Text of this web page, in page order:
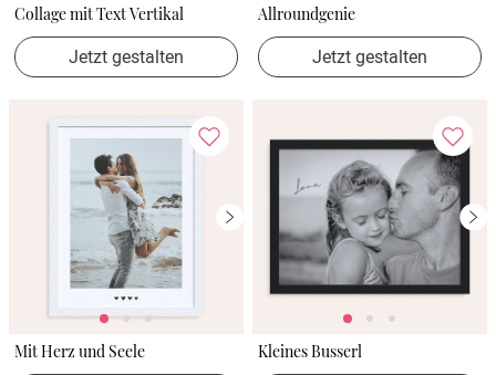
Collage mit Text Vertikal
Jetzt gestalten
Allroundgenie
Jetzt gestalten
Mit Herz und Seele Kleines Busserl